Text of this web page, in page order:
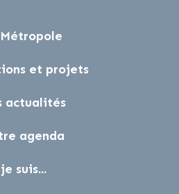
et projets
actualités
agenda
je suis...